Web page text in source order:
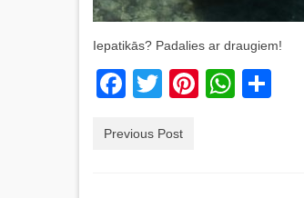
Iepatikās? Padalies ar draugiem!
Facebook
TwitterPinterest
Previous Post